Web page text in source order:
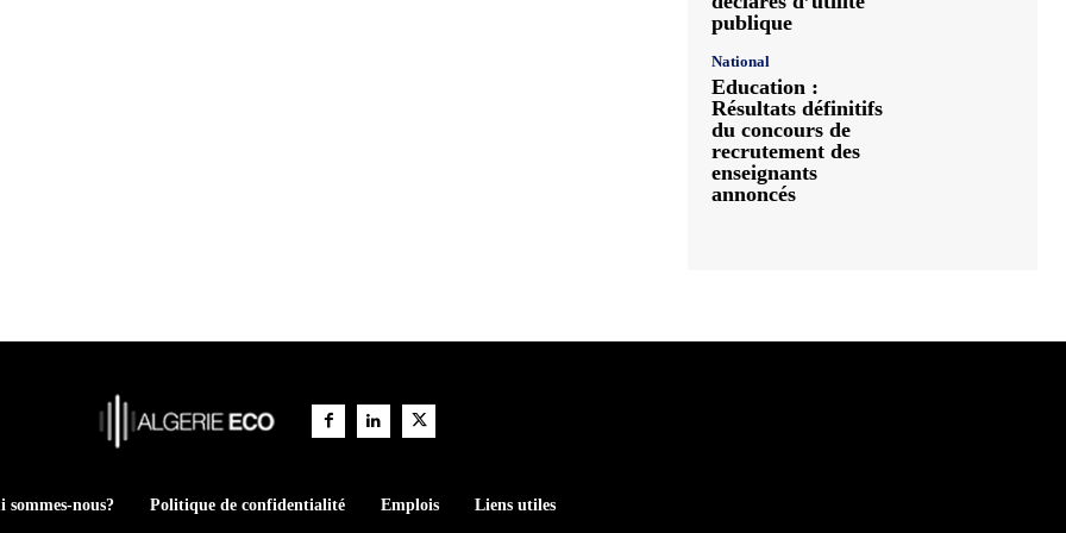
publique
National
Education :
Résultats définitifs
du concours de
recrutement des
enseignants
annoncés
sommes-nous? Politique de confidentialité Emplois Liens utiles